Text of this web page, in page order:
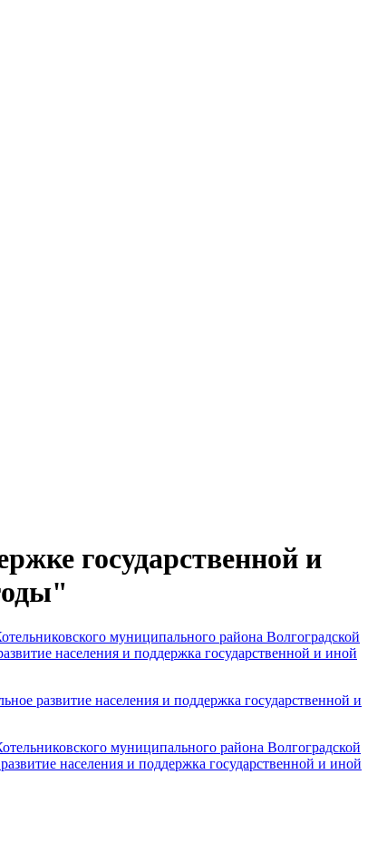
государственной и
муниципального района Волгоградской
населения и поддержка государственной и иной
развитие населения и поддержка государственной и
муниципального района Волгоградской
населения и поддержка государственной и иной